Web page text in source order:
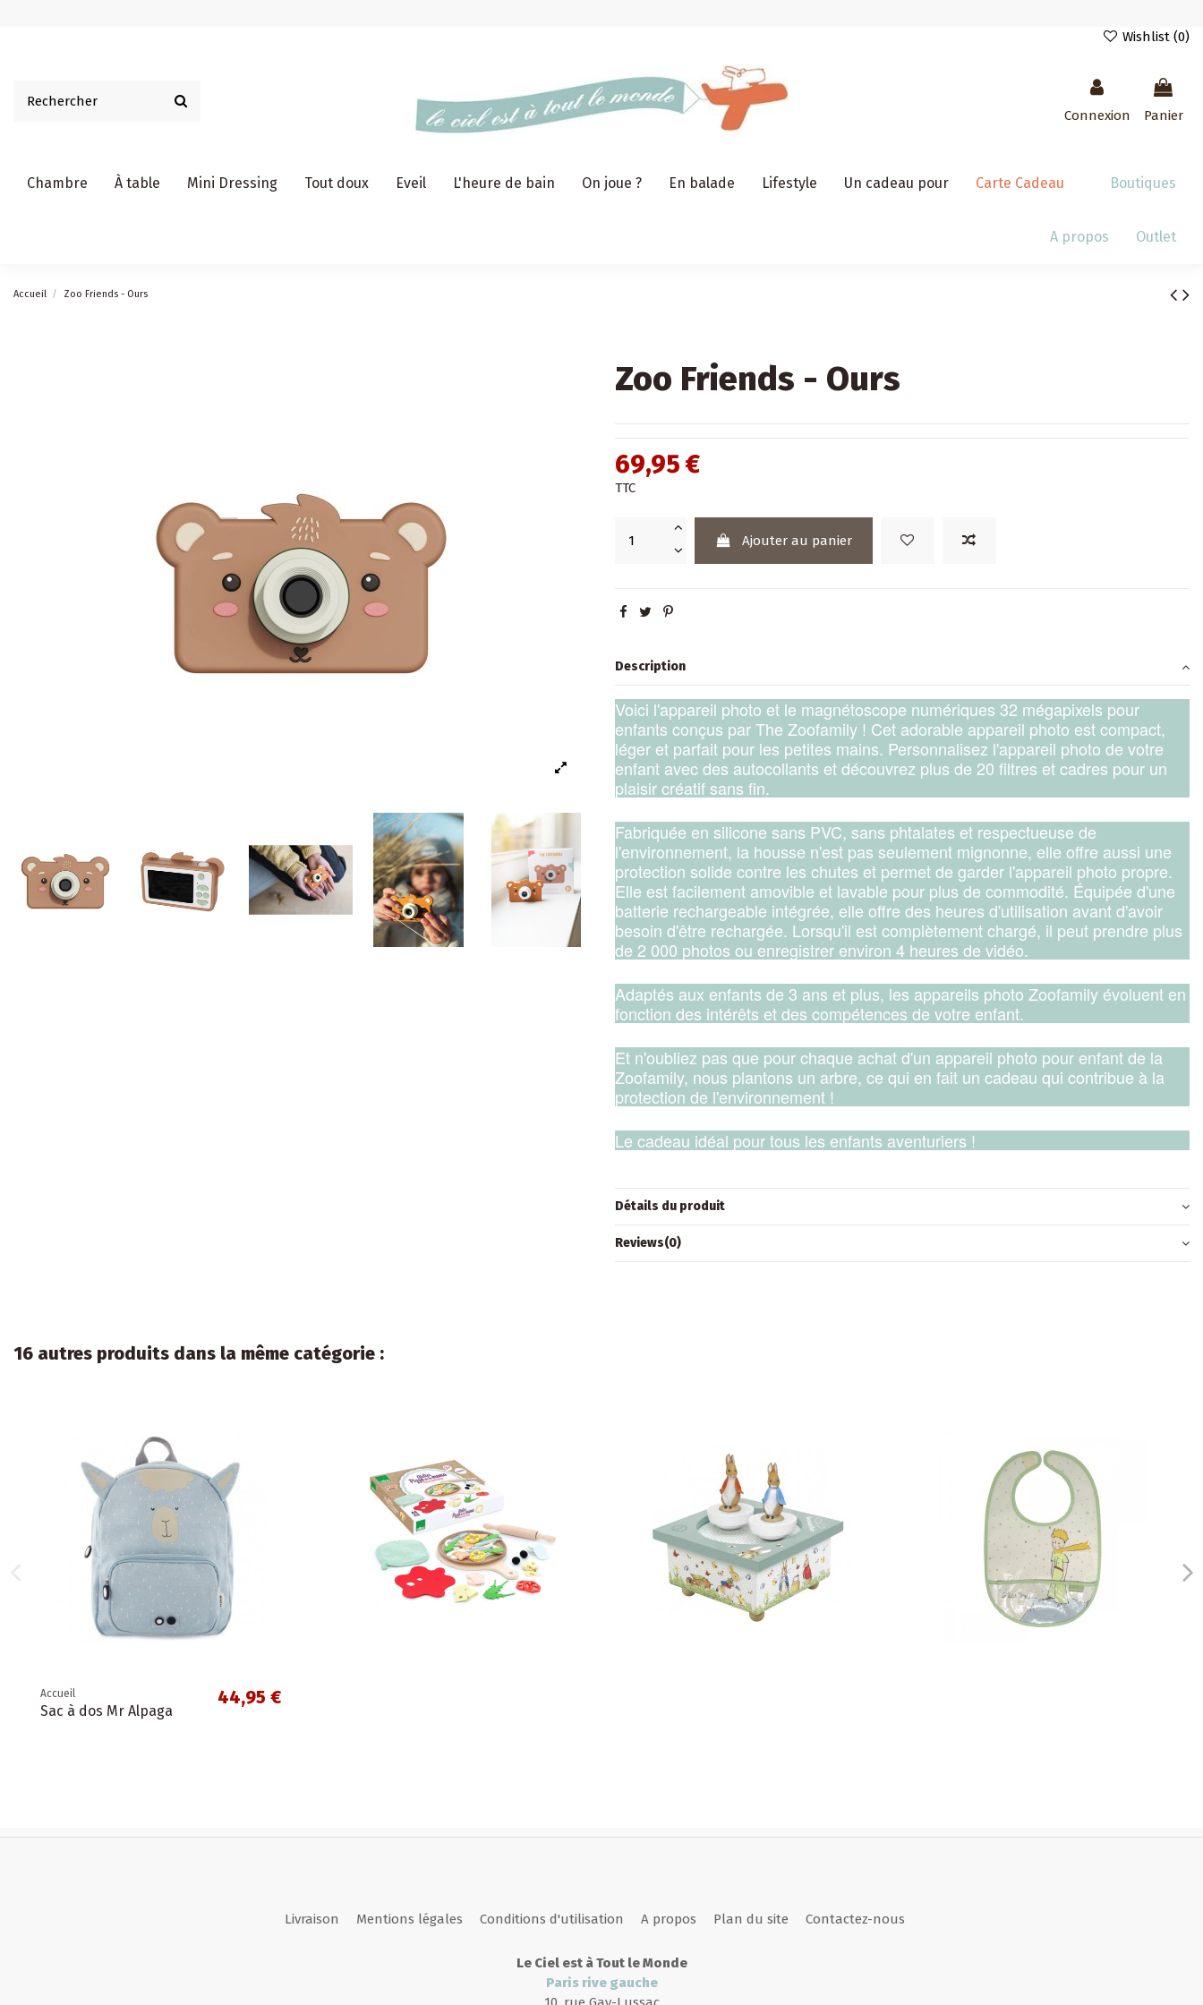
Wishlist (0)
Connexion Panier
Chambre À table Mini Dressing Tout doux Eveil L'heure de bain On joue ? En balade Lifestyle Un cadeau pour Carte Cadeau Boutiques
Outlet
A propos
Accueil Zoo Friends - Ours
Zoo Friends - Ours
69,95 €
TTC
Ajouter au panier
Description
Voici l'appareil photo et le magnétoscope numériques 32 mégapixels pour
enfants conçus par The Zoofamily ! Cet adorable appareil photo est compact,
léger et parfait pour les petites mains. Personnalisez l'appareil photo de votre
enfant avec des autocollants et découvrez plus de 20 filtres et cadres pour un
plaisir créatif sans fin.
Fabriquée en silicone sans PVC, sans phtalates et respectueuse de
l'environnement, la housse n'est pas seulement mignonne, elle offre aussi une
protection solide contre les chutes et permet de garder l'appareil photo propre.
Elle est facilement amovible et lavable pour plus de commodité. Équipée d'une
batterie rechargeable intégrée, elle offre des heures d'utilisation avant d'avoir
besoin d'être rechargée. Lorsqu'il est complètement chargé, il peut prendre plus
de 2 000 photos ou enregistrer environ 4 heures de vidéo.
Adaptés aux enfants de 3 ans et plus, les appareils photo Zoofamily évoluent en
fonction des intérêts et des compétences de votre enfant.
Et n'oubliez pas que pour chaque achat d'un appareil photo pour enfant de la
Zoofamily, nous plantons un arbre, ce qui en fait un cadeau qui contribue à la
protection de l'environnement !
Le cadeau idéal pour tous les enfants aventuriers !
Détails du produit
Reviews(0)
16 autres produits dans la même catégorie :
Livraison Mentions légales Conditions d'utilisation A propos Plan du site Contactez-nous
Le Ciel est à Tout le Monde
Paris rive gauche